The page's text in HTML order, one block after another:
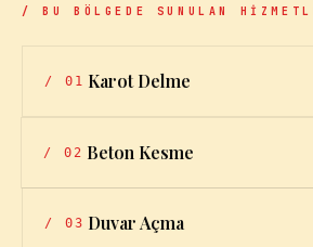
/ BU BÖLGEDE SUNULAN
/ 01 Karot Delme
/ 02 Beton Kesme
/ 03 Duvar Açma